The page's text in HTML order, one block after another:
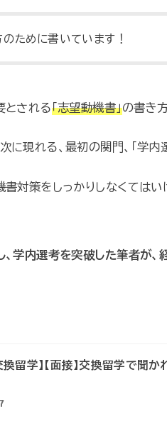
ために書いています！
とされる「志望動機書」の書き
現れる、最初の関門、「学内選
対策をしっかりしなくてはい
学内選考を突破した筆者が、
換留学】【面接】交換留学で聞